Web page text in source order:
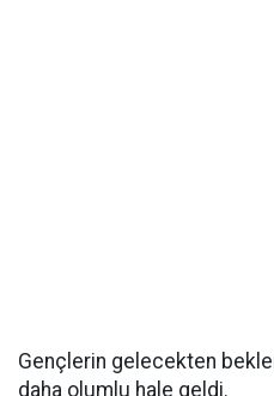
Gençlerin gelecekten
daha olumlu hale geldi.